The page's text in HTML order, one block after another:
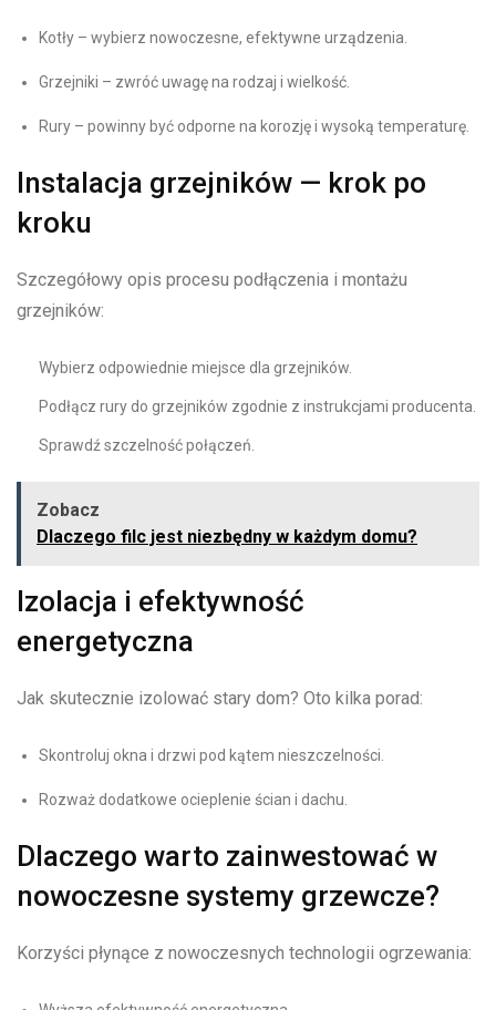
Kotły – wybierz nowoczesne, efektywne urządzenia.
Grzejniki – zwróć uwagę na rodzaj i wielkość.
Rury – powinny być odporne na korozję i wysoką temperaturę.
Instalacja grzejników — krok po
kroku
Szczegółowy opis procesu podłączenia i montażu
grzejników:
Wybierz odpowiednie miejsce dla grzejników.
Podłącz rury do grzejników zgodnie z instrukcjami producenta.
Sprawdź szczelność połączeń.
Zobacz
Dlaczego filc jest niezbędny w każdym domu?
Izolacja i efektywność
energetyczna
Jak skutecznie izolować stary dom? Oto kilka porad:
Skontroluj okna i drzwi pod kątem nieszczelności.
Rozważ dodatkowe ocieplenie ścian i dachu.
Dlaczego warto zainwestować w
nowoczesne systemy grzewcze?
Korzyści płynące z nowoczesnych technologii ogrzewania: